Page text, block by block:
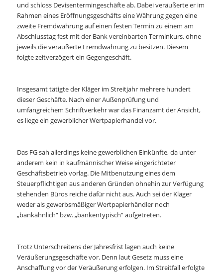
und schloss Devisentermingeschäfte ab. Dabei veräußerte er im
Rahmen eines Eröffnungsgeschäfts eine Währung gegen eine
zweite Fremdwährung auf einen festen Termin zu einem am
Abschlusstag fest mit der Bank vereinbarten Terminkurs, ohne
jeweils die veräußerte Fremdwährung zu besitzen. Diesem
folgte zeitverzögert ein Gegengeschäft.
Insgesamt tätigte der Kläger im Streitjahr mehrere hundert
dieser Geschäfte. Nach einer Außenprüfung und
umfangreichem Schriftverkehr war das Finanzamt der Ansicht,
es liege ein gewerblicher Wertpapierhandel vor.
Das FG sah allerdings keine gewerblichen Einkünfte, da unter
anderem kein in kaufmännischer Weise eingerichteter
Geschäftsbetrieb vorlag. Die Mitbenutzung eines dem
Steuerpflichtigen aus anderen Gründen ohnehin zur Verfügung
stehenden Büros reiche dafür nicht aus. Auch sei der Kläger
weder als gewerbsmäßiger Wertpapierhändler noch
„bankähnlich“ bzw. „bankentypisch“ aufgetreten.
Trotz Unterschreitens der Jahresfrist lagen auch keine
Veräußerungsgeschäfte vor. Denn laut Gesetz muss eine
Anschaffung vor der Veräußerung erfolgen. Im Streitfall erfolgte